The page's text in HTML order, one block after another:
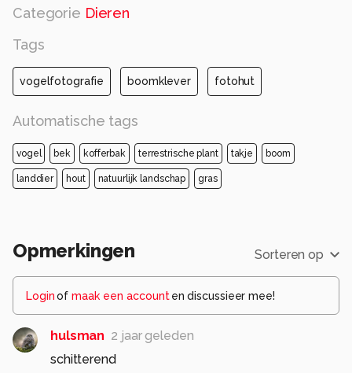
Categorie Dieren
Tags
vogelfotografie boomklever fotohut
Automatische tags
vogel bek kofferbak terrestrische plant takje boom
landdier hout natuurlijk landschap gras
Opmerkingen Sorteren op
Loginof maak een account en discussieer mee!
hulsman 2 jaar geleden
schitterend